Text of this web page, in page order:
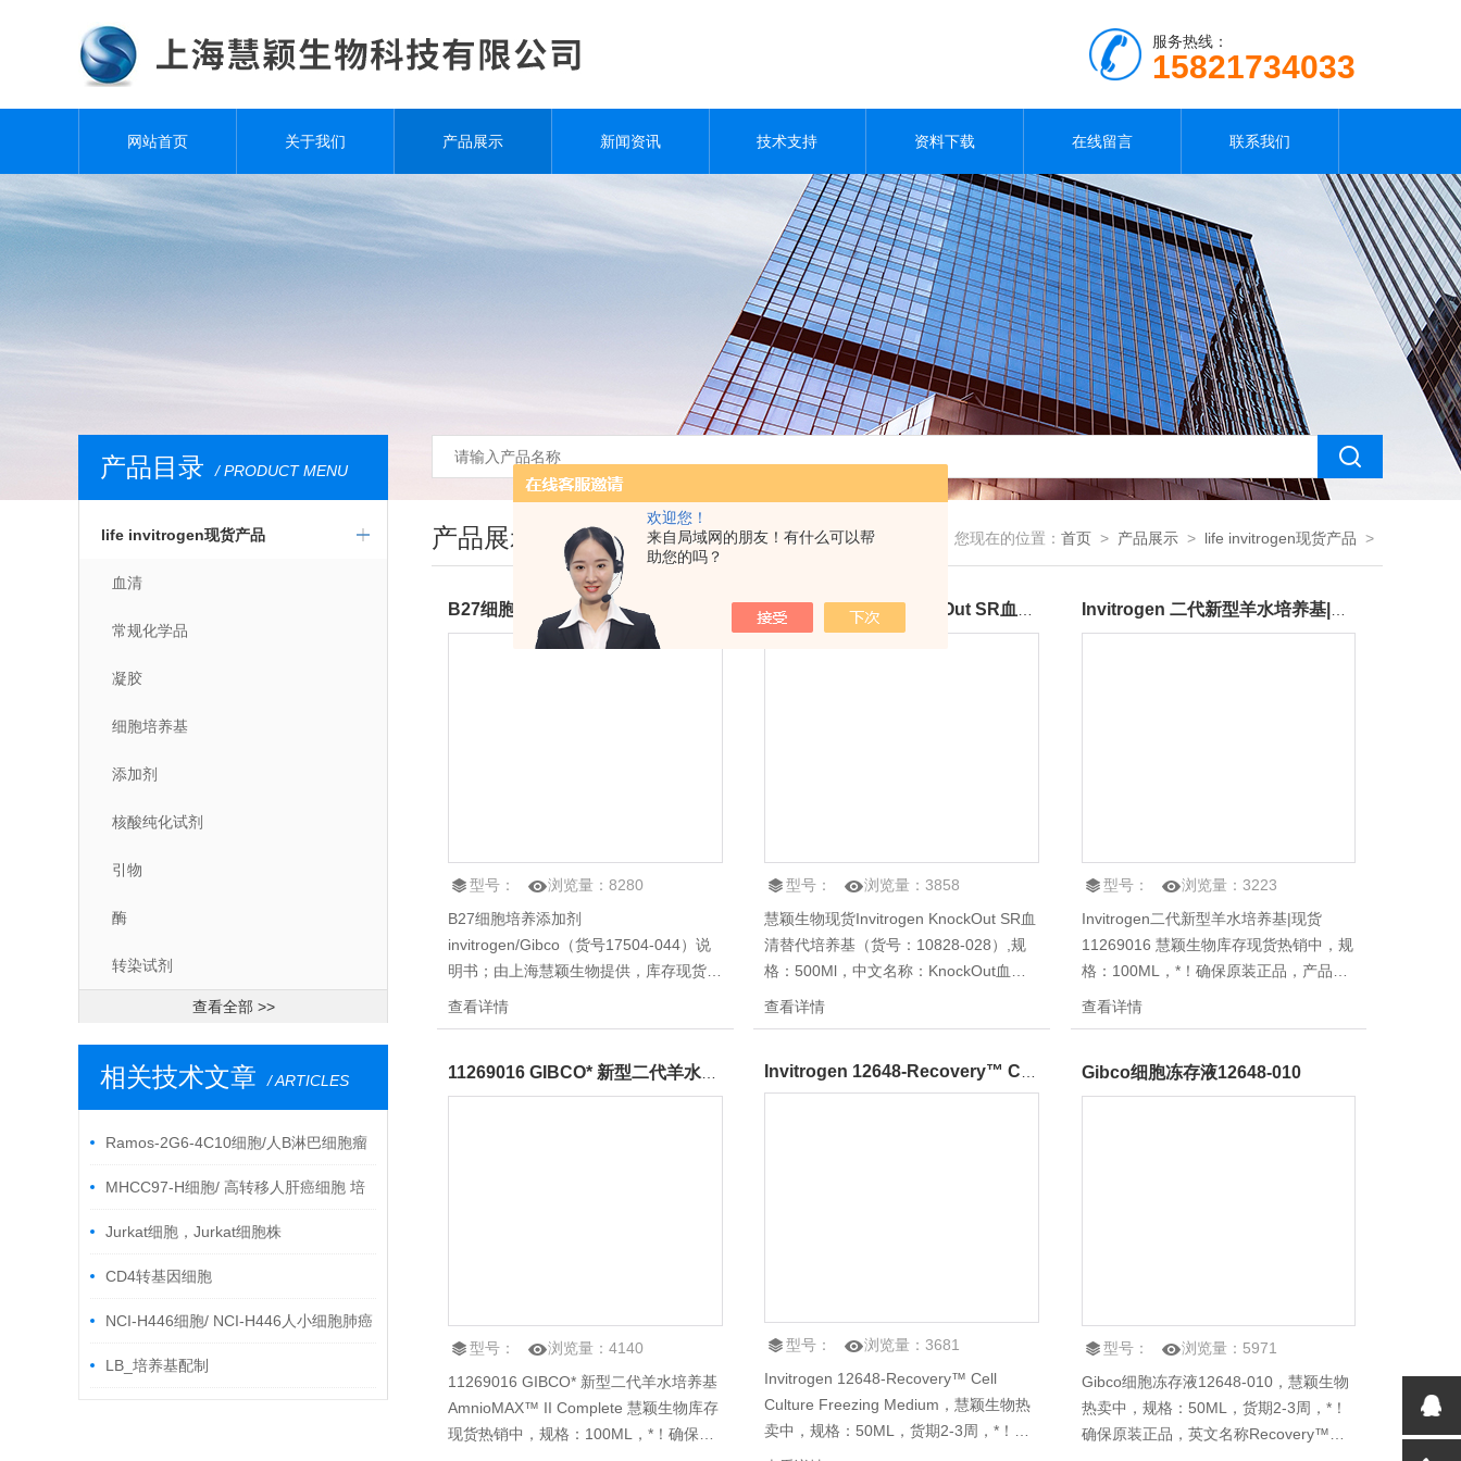
欢迎您！
来自局域网的朋友！有什么可以帮
助您的吗？
服务热线：
15821734033
网站首页 关于我们 产品展示 新闻资讯 技术支持 资料下载 在线留言 联系我们
产品目录 / PRODUCT MENU
life invitrogen现货产品
血清
常规化学品
凝胶
细胞培养基
添加剂
核酸纯化试剂
引物
酶
转染试剂
查看全部 >>
相关技术文章 / ARTICLES
Ramos-2G6-4C10细胞/人B淋巴细胞瘤
细胞 培养步骤
MHCC97-H细胞/ 高转移人肝癌细胞 培
养步骤
Jurkat细胞，Jurkat细胞株
CD4转基因细胞
NCI-H446细胞/ NCI-H446人小细胞肺癌
细胞 培养步骤
LB_培养基配制
产品展示 您现在的位置： 首页 > 产品展示 > life invitrogen现货产品 >
型号： 浏览量： 8280
B27细胞培养添加剂
invitrogen/Gibco（货号17504-044）说
明书；由上海慧颖生物提供，库存现货，
*，另有N2添加剂*热卖中，B-27® 添加
和保持其短期或长期活性。咨询！
查看详情
型号： 浏览量：3858
慧颖生物现货Invitrogen KnockOut SR血
清替代培养基（货号：10828-028）,规
格：500Ml，中文名称：KnockOut血清
替代培养基，报价：3927元，*格致电！
养基，致电客服专员！
查看详情
型号： 浏览量： 3223
Invitrogen二代新型羊水培养基|现货
11269016 慧颖生物库存现货热销中，规
格：100ML，*！确保原装正品，产品名
称：新型二代羊水培养基,英文名称：
问题。
查看详情
型号： 浏览量： 4140
11269016 GIBCO* 新型二代羊水培养基
AmnioMAX™ II Complete 慧颖生物库存
现货热销中，规格：100ML，*！确保原
型号： 浏览量：3681
Invitrogen 12648-Recovery™ Cell
Culture Freezing Medium，慧颖生物热
卖中，规格：50ML，货期2-3周，*！确
保原装正品，产品名称：细胞冻存液,英
Gibco细胞冻存液12648-010
型号： 浏览量： 5971
Gibco细胞冻存液12648-010，慧颖生物
热卖中，规格：50ML，货期2-3周，*！
确保原装正品，英文名称Recovery™